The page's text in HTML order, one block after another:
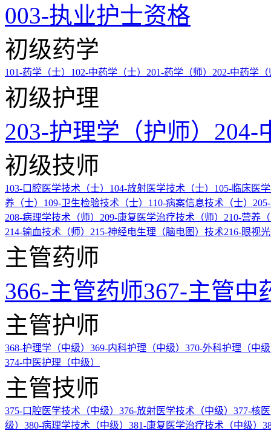
003-执业护士资格
初级药学
101-药学（士） 102-中药学（士） 201-药学（师） 202-中药学
初级护理
203-护理学（护师） 204-
初级技师
103-口腔医学技术（士） 104-放射医学技术（士） 105-临床医
养（士） 109-卫生检验技术（士） 110-病案信息技术（士）
208-病理学技术（师） 209-康复医学治疗技术（师） 210-营养
214-输血技术（师） 215-神经电生理（脑电图）技术216-眼视
主管药师
366-主管药师367-主管中
主管护师
368-护理学（中级） 369-内科护理（中级） 370-外科护理（中
374-中医护理（中级）
主管技师
375-口腔医学技术（中级） 376-放射医学技术（中级） 377-核
级） 380-病理学技术（中级） 381-康复医学治疗技术（中级）